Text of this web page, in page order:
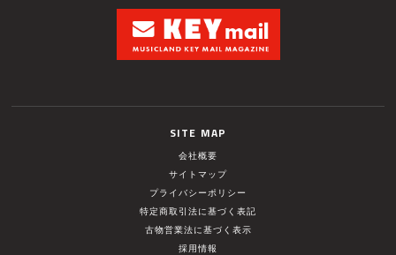
SITE MAP
会社概要
サイトマップ
プライバシーポリシー
特定商取引法に基づく表記
古物営業法に基づく表示
採用情報